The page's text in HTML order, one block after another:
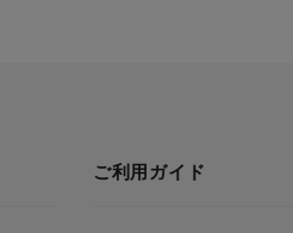
ご利用ガイド